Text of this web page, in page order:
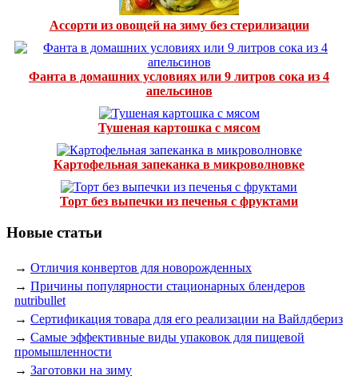
Ассорти из овощей на зиму без стерилизации
Фанта в домашних условиях или 9 литров сока из 4
апельсинов
Тушеная картошка с мясом
Картофельная запеканка в микроволновке
Торт без выпечки из печенья с фруктами
Новые статьи
→ Отличия конвертов для новорожденных
→ Причины популярности стационарных блендеров
nutribullet
→ Сертификация товара для его реализации на Вайлдбериз
→ Самые эффективные виды упаковок для пищевой
промышленности
→ Заготовки на зиму